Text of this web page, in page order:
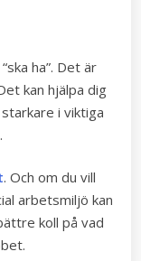
ha”. Det är
kan hjälpa dig
i viktiga
. Och om du vill
arbetsmiljö kan
koll på vad